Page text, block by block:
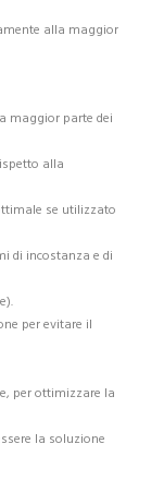
alla maggior
maggior parte dei
alla
se utilizzato
di incostanza e di
per evitare il
per ottimizzare la
la soluzione